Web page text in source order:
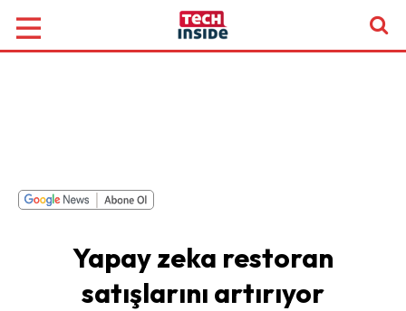
Yapay zeka restoran
satışlarını artırıyor